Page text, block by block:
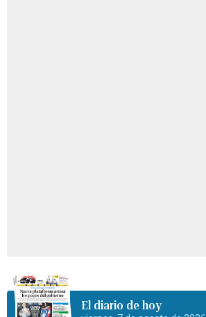
El diario de hoy